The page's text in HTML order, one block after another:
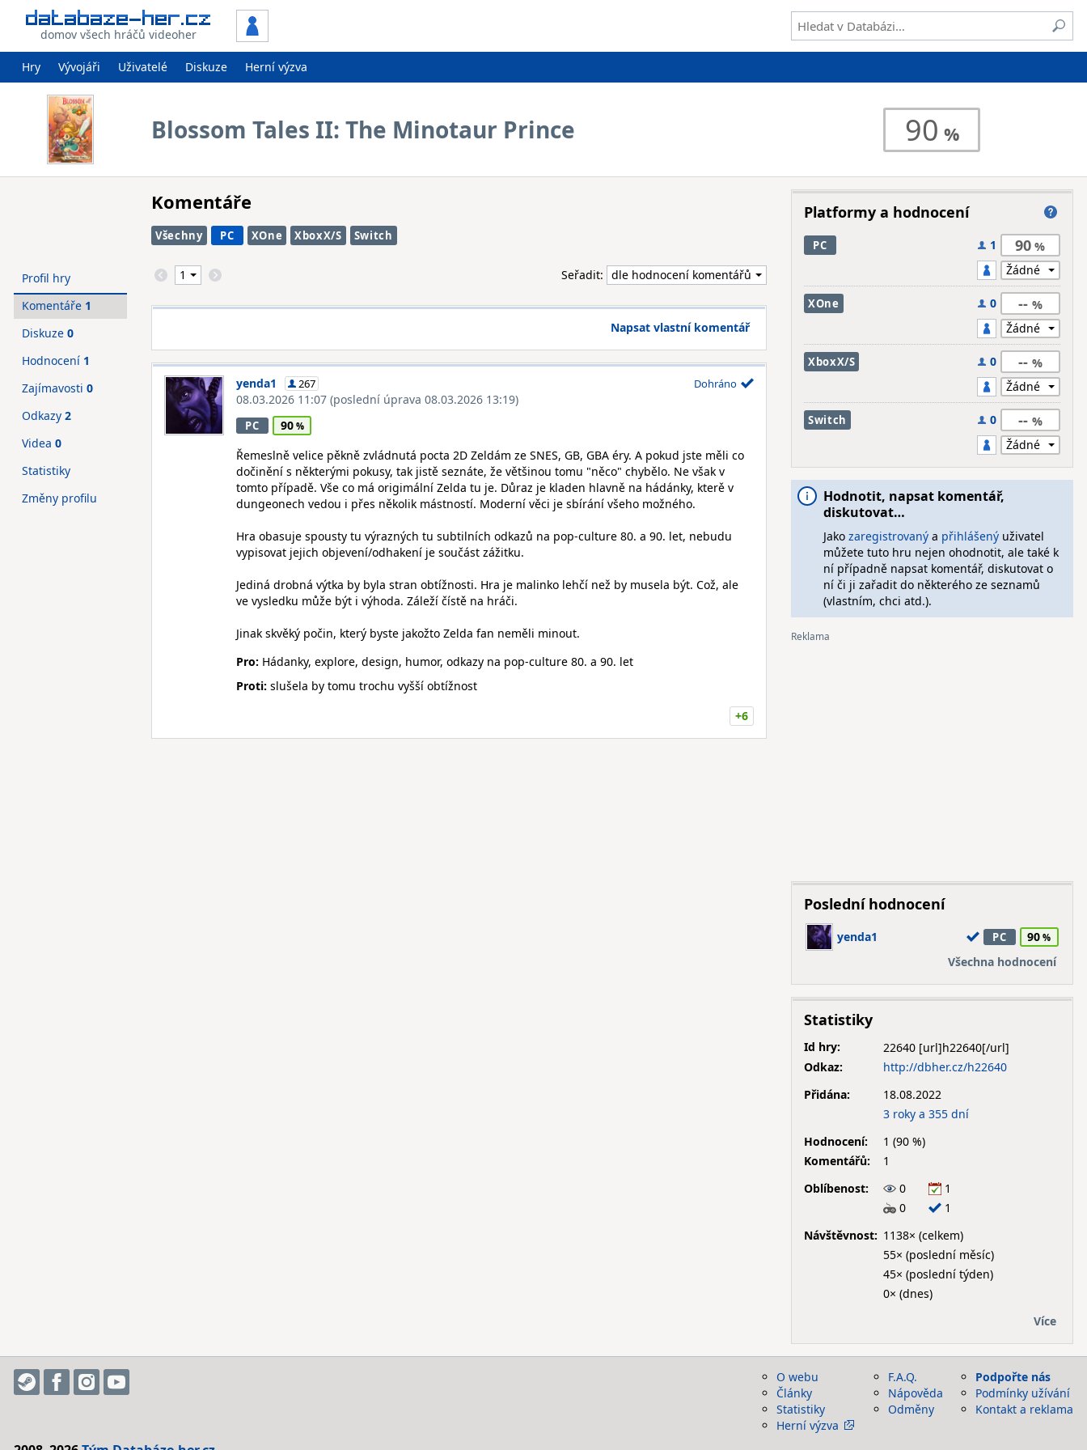
domov všech hráčů videoher
Hry Vývojáři Uživatelé Diskuze Herní výzva
Blossom Tales II: The Minotaur Prince 90
Komentáře
Všechny PC XOne XboxX/S Switch
Seřadit:
Napsat vlastní komentář
yenda1 267
08.03.2026 11:07 (poslední úprava 08.03.2026 13:19)
Dohráno
PC
90
Řemeslně velice pěkně zvládnutá pocta 2D Zeldám ze SNES, GB, GBA éry. A pokud jste měli co
dočinění s některými pokusy, tak jistě seznáte, že většinou tomu "něco" chybělo. Ne však v
tomto případě. Vše co má origimální Zelda tu je. Důraz je kladen hlavně na hádánky, kterě v
dungeonech vedou i přes několik mástností. Moderní věci je sbírání všeho možného.
Hra obasuje spousty tu výrazných tu subtilních odkazů na pop-culture 80. a 90. let, nebudu
vypisovat jejich objevení/odhakení je součást zážitku.
Jediná drobná výtka by byla stran obtížnosti. Hra je malinko lehčí než by musela být. Což, ale
ve vysledku může být i výhoda. Záleží čístě na hráči.
Jinak skvěký počin, který byste jakožto Zelda fan neměli minout.
Pro: Hádanky, explore, design, humor, odkazy na pop-culture 80. a 90. let
Proti: slušela by tomu trochu vyšší obtížnost
+6
Profil hry
Komentáře 1
Diskuze 0
Hodnocení 1
Zajímavosti 0
Odkazy 2
Videa 0
Statistiky
Změny profilu
Platformy a hodnocení
PC 1 90
XOne 0 --
XboxX/S 0 --
Switch 0 --
Hodnotit, napsat komentář,
diskutovat…
Jako zaregistrovanýa přihlášenýuživatel
můžete tuto hru nejen ohodnotit, ale také k
ní případně napsat komentář, diskutovat o
ní či ji zařadit do některého ze seznamů
(vlastním, chci atd.).
Poslední hodnocení
yenda1 PC
90
Všechna hodnocení
Statistiky
Id hry:
22640
Odkaz:
http://dbher.cz/h22640
Přidána:
18.08.2022
3 roky a 355 dní
Hodnocení:
1 (90 %)
Komentářů:
1
Oblíbenost:
0
1
0
1
Návštěvnost: 1138× (celkem)
55× (poslední měsíc)
45× (poslední týden)
0× (dnes)
Více
O webu
Články
Statistiky
Herní výzva
F.A.Q.
Nápověda
Odměny
Podpořte nás
Podmínky užívání
Kontakt a reklama